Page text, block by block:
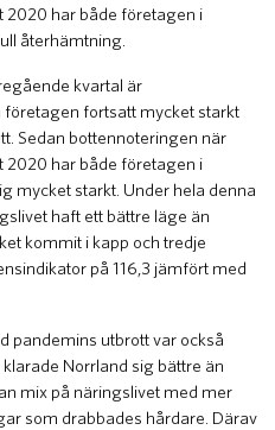
2020 har både företagen i
återhämtning.
kvartal är
fortsatt mycket starkt
Sedan bottennoteringen när
2020 har både företagen i
mycket starkt. Under hela denna
haft ett bättre läge än
kommit i kapp och tredje
på 116,3 jämfört med
pandemins utbrott var också
Norrland sig bättre än
mix på näringslivet med mer
som drabbades hårdare. Därav